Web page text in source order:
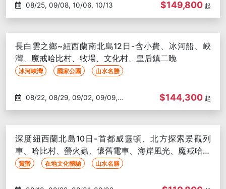
08/25, 09/08, 10/06, 10/13 $149,800 起
長白雲之鄉~紐西蘭南北島12日-含小費、冰河船、峽
灣、魔戒哈比村、牧場、文化村、皇后鎮二晚
冰河峽灣 國家公園 山水名勝
09/23, 10/14, 10/21, 10/24, 11/02,
12/12, 12/17, 12/21, 12/26, 12/30,
01/04, 01/13, 01/16, 02/11, 02/17,
02/27, 03/03, 03/11, 03/20,
03/22, 03/25
$144,300 起
深度紐西蘭北島10日-首都威靈頓、北方探索景觀列
車、哈比村、螢火蟲、懷舊電車、海岸風光、魔戒哈比
人午餐
賞螢 在地文化體驗 山水名勝